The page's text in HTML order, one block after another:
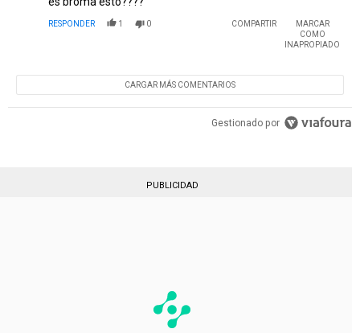
RESPONDER 1 0 COMPARTIR
MARCAR
COMO
INAPROPIADO
CARGAR MÁS COMENTARIOS
Gestionado por
PUBLICIDAD